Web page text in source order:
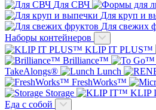
Для СВЧ
Для круп и
Для свежих
Наборы контейнеров
KLIP IT PLUS™
Brilliance™
TakeAlongs®
Lunch
FreshWorks™
Storage
KLIP
Еда с собой